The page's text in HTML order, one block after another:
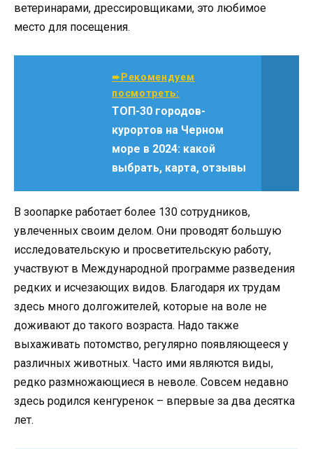
ветеринарами, дрессировщиками, это любимое
место для посещения.
➨Рекомендуем
посмотреть:
ТОП-30 городов-
курортов на Черном
море в 2024: какой
выбрать, карта, отзывы
В зоопарке работает более 130 сотрудников,
увлеченных своим делом. Они проводят большую
исследовательскую и просветительскую работу,
участвуют в Международной программе разведения
редких и исчезающих видов. Благодаря их трудам
здесь много долгожителей, которые на воле не
доживают до такого возраста. Надо также
выхаживать потомство, регулярно появляющееся у
различных животных. Часто ими являются виды,
редко размножающиеся в неволе. Совсем недавно
здесь родился кенгуренок – впервые за два десятка
лет.